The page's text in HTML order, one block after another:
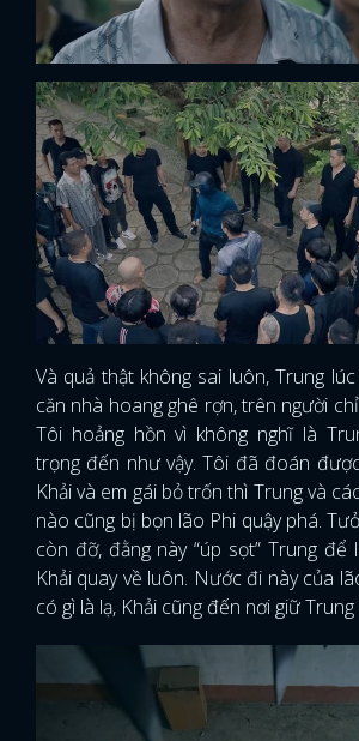
Và quả thật không sai luôn, Trung
căn nhà hoang ghê rợn, trên người
Tôi hoảng hồn vì không nghĩ là
trọng đến như vậy. Tôi đã đoán
Khải và em gái bỏ trốn thì Trung và
nào cũng bị bọn lão Phi quậy phá.
còn đỡ, đằng này “úp sọt” Trung để
Khải quay về luôn. Nước đi này của
có gì là lạ, Khải cũng đến nơi giữ